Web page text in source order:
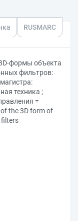
RUSMARC
формы объекта
фильтров:
техника ;
=
the 3D form of
filters